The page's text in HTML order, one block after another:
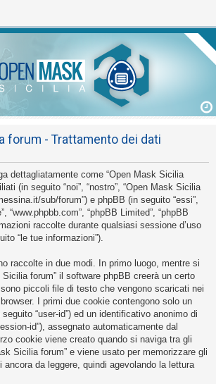
forum - Trattamento dei dati
dettagliatamente come “Open Mask Sicilia
(in seguito “noi”, “nostro”, “Open Mask Sicilia
sub/forum”) e phpBB (in seguito “essi”,
“www.phpbb.com”, “phpBB Limited”, “phpBB
raccolte durante qualsiasi sessione d’uso
“le tue informazioni”).
raccolte in due modi. In primo luogo, mentre si
Sicilia forum” il software phpBB creerà un certo
piccoli file di testo che vengono scaricati nei
I primi due cookie contengono solo un
“user-id”) ed un identificativo anonimo di
id”), assegnato automaticamente dal
cookie viene creato quando si naviga tra gli
Sicilia forum” e viene usato per memorizzare gli
ancora da leggere, quindi agevolando la lettura